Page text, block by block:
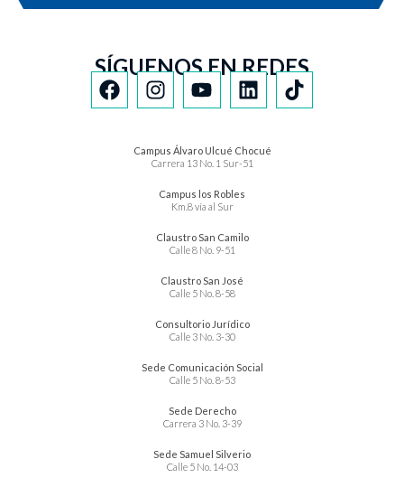
SÍGUENOS EN REDES
Campus Álvaro Ulcué Chocué
Carrera 13 No. 1 Sur-51
Campus los Robles
Km.8 vía al Sur
Claustro San Camilo
Calle 8 No. 9-51
Claustro San José
Calle 5 No. 8-58
Consultorio Jurídico
Calle 3 No. 3-30
Sede Comunicación Social
Calle 5 No. 8-53
Sede Derecho
Carrera 3 No. 3-39
Sede Samuel Silverio
Calle 5 No. 14-03